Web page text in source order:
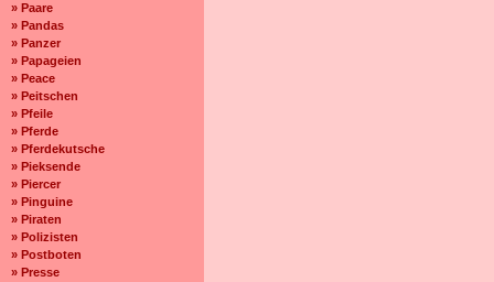
» Paare
» Pandas
» Panzer
» Papageien
» Peace
» Peitschen
» Pfeile
» Pferde
» Pferdekutsche
» Pieksende
» Piercer
» Pinguine
» Piraten
» Polizisten
» Postboten
» Presse